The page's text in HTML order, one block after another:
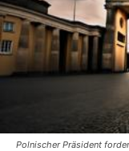
Polnischer Präsident